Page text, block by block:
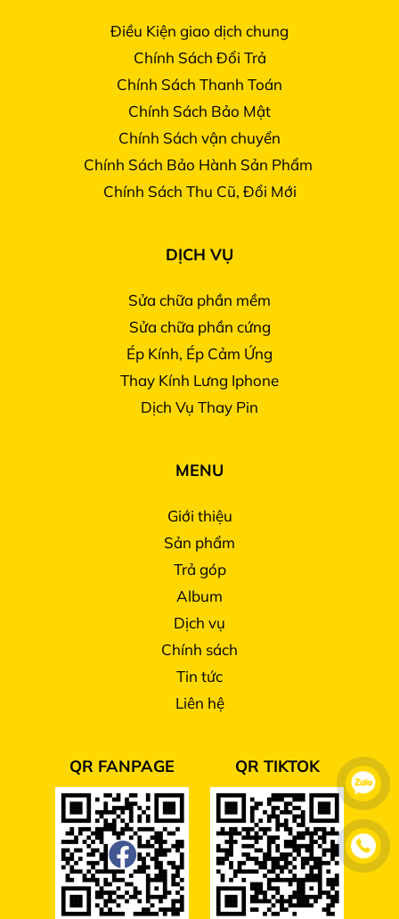
Điều Kiện giao dịch chung
Chính Sách Đổi Trả
Chính Sách Thanh Toán
Chính Sách Bảo Mật
Chính Sách vận chuyển
Chính Sách Bảo Hành Sản Phẩm
Chính Sách Thu Cũ, Đổi Mới
DỊCH VỤ
Sửa chữa phần mềm
Sửa chữa phần cứng
Ép Kính, Ép Cảm Ứng
Thay Kính Lưng Iphone
Dịch Vụ Thay Pin
MENU
Giới thiệu
Sản phẩm
Trả góp
Album
Dịch vụ
Chính sách
Tin tức
Liên hệ
QR FANPAGE QR TIKTOK